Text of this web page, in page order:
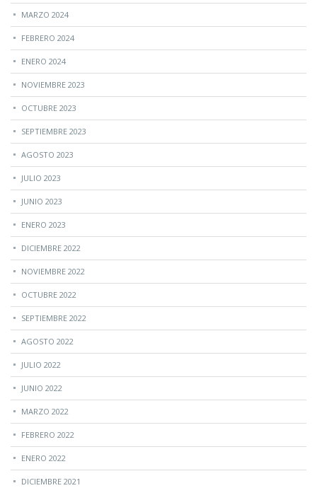
MARZO 2024
FEBRERO 2024
ENERO 2024
NOVIEMBRE 2023
OCTUBRE 2023
SEPTIEMBRE 2023
AGOSTO 2023
JULIO 2023
JUNIO 2023
ENERO 2023
DICIEMBRE 2022
NOVIEMBRE 2022
OCTUBRE 2022
SEPTIEMBRE 2022
AGOSTO 2022
JULIO 2022
JUNIO 2022
MARZO 2022
FEBRERO 2022
ENERO 2022
DICIEMBRE 2021